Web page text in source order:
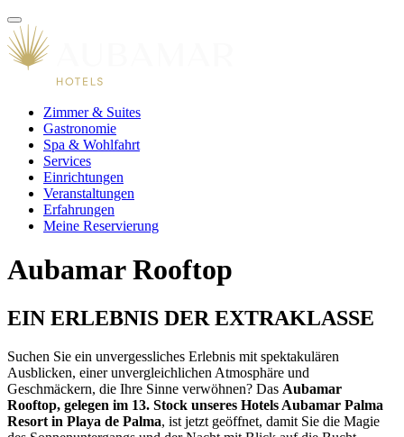
Zimmer & Suites
Gastronomie
Spa & Wohlfahrt
Services
Einrichtungen
Veranstaltungen
Erfahrungen
Meine Reservierung
Aubamar Rooftop
EIN ERLEBNIS DER EXTRAKLASSE
Suchen Sie ein unvergessliches Erlebnis mit spektakulären
Ausblicken, einer unvergleichlichen Atmosphäre und
Geschmäckern, die Ihre Sinne verwöhnen? Das Aubamar
Rooftop, gelegen im 13. Stock unseres Hotels Aubamar Palma
Resort in Playa de Palma, ist jetzt geöffnet, damit Sie die Magie